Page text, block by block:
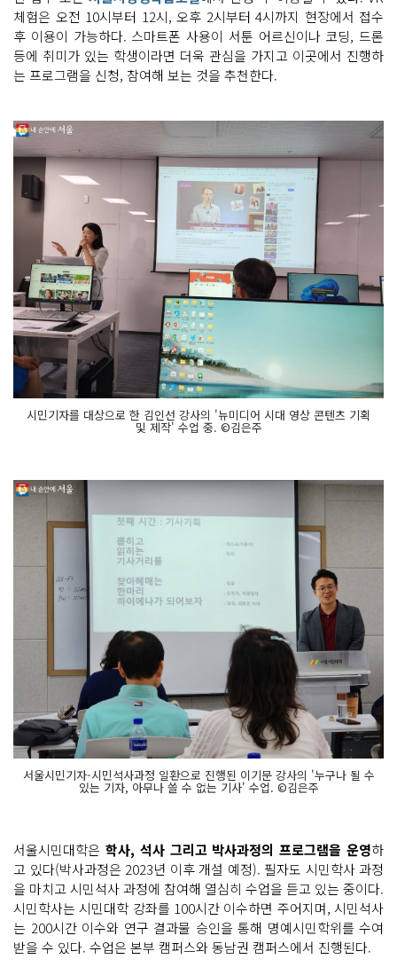
체험은 오전 10시부터 12시, 오후 2시부터 4시까지 현장에서 접수
후 이용이 가능하다. 스마트폰 사용이 서툰 어르신이나 코딩, 드론
등에 취미가 있는 학생이라면 더욱 관심을 가지고 이곳에서 진행하
는 프로그램을 신청, 참여해 보는 것을 추천한다.
시민기자를 대상으로 한 김인선 강사의 '뉴미디어 시대 영상 콘텐츠 기획
및 제작' 수업 중. ©김은주
서울시민기자-시민석사과정 일환으로 진행된 이기문 강사의 '누구나 될 수
있는 기자, 아무나 쓸 수 없는 기사' 수업. ©김은주
서울시민대학은 학사, 석사 그리고 박사과정의 프로그램을 운영하
고 있다(박사과정은 2023년 이후 개설 예정). 필자도 시민학사 과정
을 마치고 시민석사 과정에 참여해 열심히 수업을 듣고 있는 중이다.
시민학사는 시민대학 강좌를 100시간 이수하면 주어지며, 시민석사
는 200시간 이수와 연구 결과물 승인을 통해 명예시민학위를 수여
받을 수 있다. 수업은 본부 캠퍼스와 동남권 캠퍼스에서 진행된다.